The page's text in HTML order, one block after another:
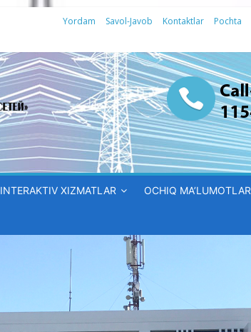
Yordam Savol-Javob Kontaktlar Pochta
INTERAKTIV XIZMATLAR OCHIQ MA’LUMOTLAR